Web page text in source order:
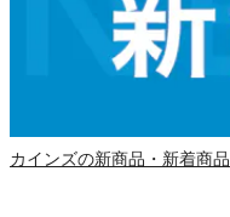
カインズの新商品・新着商品